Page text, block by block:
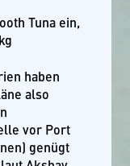
Tuna ein,
haben
also
vor Port
genügt